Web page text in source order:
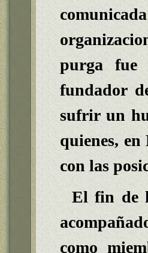
purga fue
fundador
sufrir un
quienes,
con las
El fin de
como